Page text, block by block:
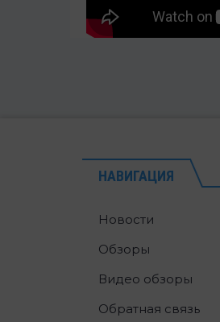
НАВИГАЦИЯ
Новости
Обзоры
Видео обзоры
Обратная связь